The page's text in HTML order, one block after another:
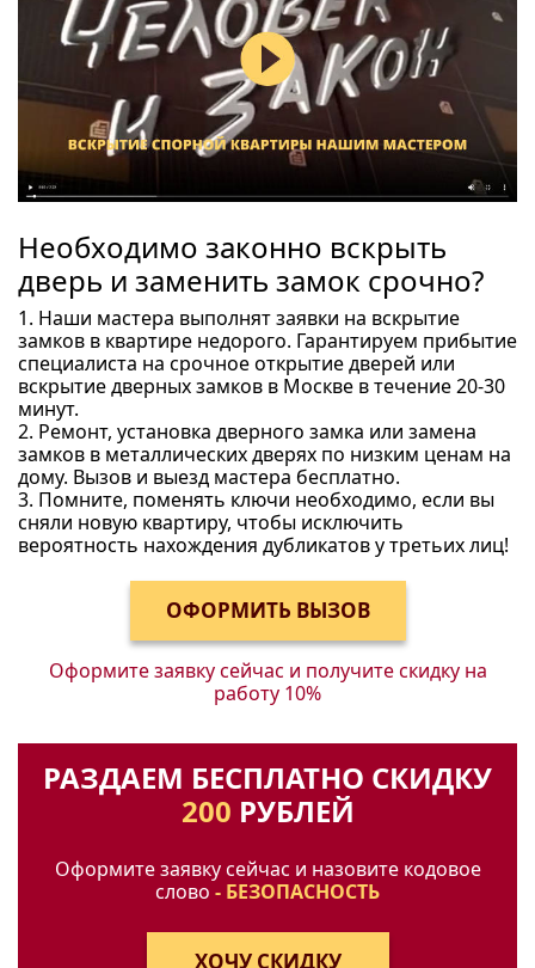
Необходимо законно вскрыть
дверь и заменить замок срочно?
1. Наши мастера выполнят заявки на вскрытие
замков в квартире недорого. Гарантируем прибытие
специалиста на срочное открытие дверей или
вскрытие дверных замков в Москве в течение 20-30
минут.
2. Ремонт, установка дверного замка или замена
замков в металлических дверях по низким ценам на
дому. Вызов и выезд мастера бесплатно.
3. Помните, поменять ключи необходимо, если вы
сняли новую квартиру, чтобы исключить
вероятность нахождения дубликатов у третьих лиц!
Оформите заявку сейчас и получитескидку на
работу 10%
РАЗДАЕМ БЕСПЛАТНО СКИДКУ
200 РУБЛЕЙ
Оформите заявку сейчас и назовите кодовое
слово - БЕЗОПАСНОСТЬ